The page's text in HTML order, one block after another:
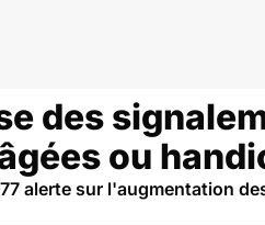
des
ou
alerte sur l'augmentation